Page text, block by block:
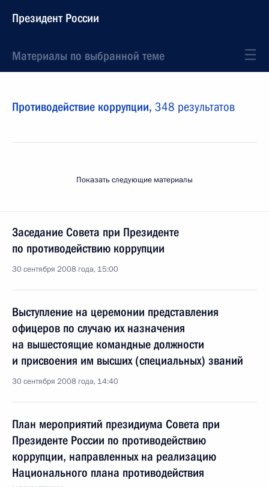
Президент России
Материалы по выбранной теме
Противодействие коррупции, 348 результатов
Показать следующие материалы
Заседание Совета при Президенте
по противодействию коррупции
30 сентября 2008 года, 15:00
Выступление на церемонии представления
офицеров по случаю их назначения
на вышестоящие командные должности
и присвоения им высших (специальных) званий
30 сентября 2008 года, 14:40
План мероприятий президиума Совета при
Президенте России по противодействию
коррупции, направленных на реализацию
Национального плана противодействия